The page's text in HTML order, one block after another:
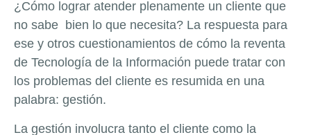
¿Cómo lograr atender plenamente un cliente que
no sabe bien lo que necesita? La respuesta para
ese y otros cuestionamientos de cómo la reventa
de Tecnología de la Información puede tratar con
los problemas del cliente es resumida en una
palabra: gestión.
La gestión involucra tanto el cliente como la